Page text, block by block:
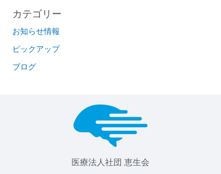
カテゴリー
お知らせ情報
ピックアップ
ブログ
医療法人社団 恵生会